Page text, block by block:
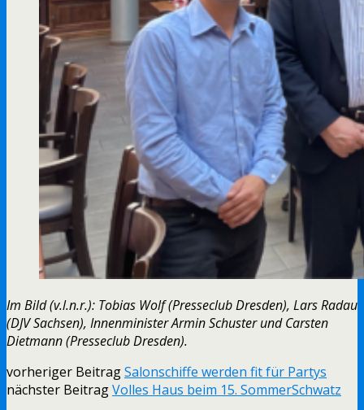
Im Bild (v.l.n.r.): Tobias Wolf (Presseclub Dresden), Lars Radau
(DJV Sachsen), Innenminister Armin Schuster und Carsten
Dietmann (Presseclub Dresden).
vorheriger BeitragSalonschiffe werden fit für Partys
nächster BeitragVolles Haus beim 15. SommerSchwatz